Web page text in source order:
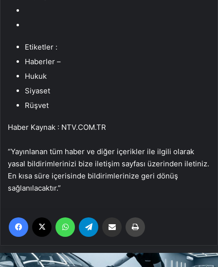
Etiketler :
Haberler –
Hukuk
Siyaset
Rüşvet
Haber Kaynak : NTV.COM.TR
“Yayınlanan tüm haber ve diğer içerikler ile ilgili olarak
yasal bildirimlerinizi bize iletişim sayfası üzerinden iletiniz.
En kısa süre içerisinde bildirimlerinize geri dönüş
sağlanılacaktır.”
Facebook WhatsApp Email'den paylaş